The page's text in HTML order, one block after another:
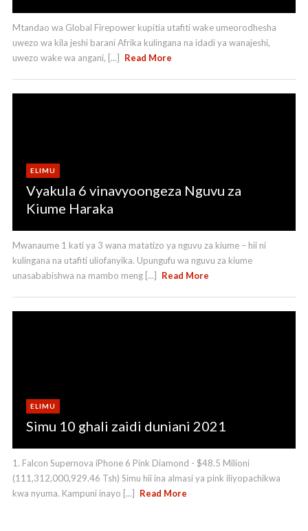
Mtandao wa Global Firepower kupitia utafiti wake umeorodhesha
uwezo wa kila jeshi barani Afrika kulingana na idadi ya wanajeshi,
uwezo wake wa angani, [...]
Read More
ELIMU
Vyakula 6 vinavyoongeza Nguvu za
Kiume Haraka
Mwanaume 1 kati ya 3 wana matatizo ya nguvu za kiume – hii ni
kulingana na utafiti uliofanyika. Upungufu wa nguvu za kiume
unasababishwa na mambo meng [...]
Read More
ELIMU
Simu 10 ghali zaidi duniani 2021
1. Falcon Supernova iPhone 6 Pink Diamond - $48.5 Milioni
(111,312,000,929.46 Tsh) Simu hii ina almasi ya pink iliyopachikwa
kwa nyuma. Kampuni inayo [...]
Read More